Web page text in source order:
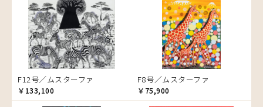
ニワトリ
バオバブの木
バッファロー
花
ヒョウ
フクロウ
ブドウの木
F12号／ムスターファ
￥133,100
F8号／ムスターファ
￥75,900